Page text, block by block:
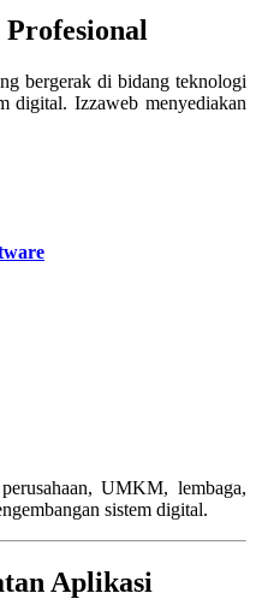
bergerak di bidang teknologi
digital. Izzaweb menyediakan
UMKM, lembaga,
sistem digital.
Aplikasi